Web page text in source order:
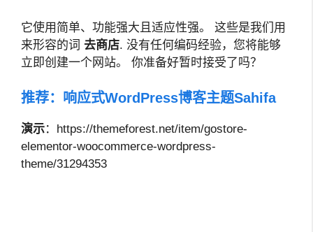
它使用简单、功能强大且适应性强。 这些是我们用
来形容的词 去商店. 没有任何编码经验，您将能够
立即创建一个网站。 你准备好暂时接受了吗？
推荐： 响应式WordPress博客主题Sahifa
演示：https://themeforest.net/item/gostore-
elementor-woocommerce-wordpress-
theme/31294353